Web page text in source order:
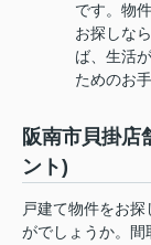
です。物
お探しな
ば、生活
ためのお
阪南市貝掛
ント)
戸建て物件をお
がでしょうか。間